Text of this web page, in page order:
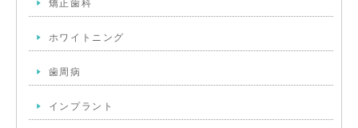
矯正歯科
ホワイトニング
歯周病
インプラント